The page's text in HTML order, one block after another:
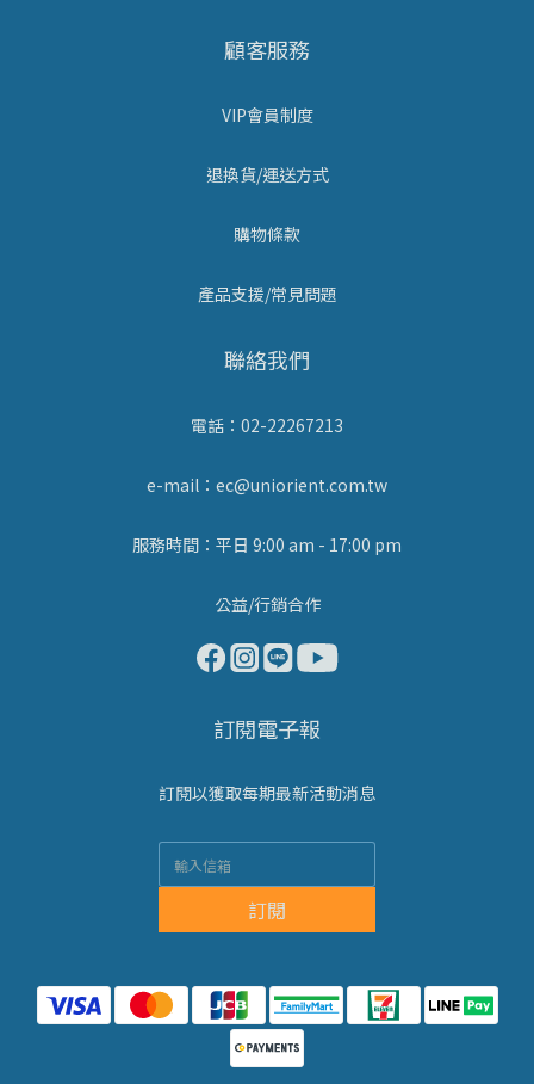
顧客服務
VIP會員制度
退換貨/運送方式
購物條款
產品支援/常見問題
聯絡我們
電話：02-22267213
e-mail：ec@uniorient.com.tw
服務時間：平日 9:00 am - 17:00 pm
公益/行銷合作
訂閱電子報
訂閱以獲取每期最新活動消息
訂閱